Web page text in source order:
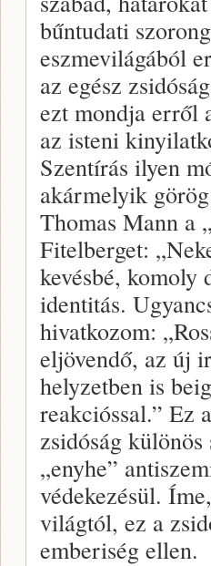
bűntudati
eszmevilágából
az egész
ezt mondja erről
az isteni
Szentírás ilyen
akármelyik
Thomas Mann a
Fitelberget:
kevésbé, komoly
identitás.
hivatkozom:
eljövendő, az új
helyzetben is
reakcióssal.” Ez
zsidóság
„enyhe”
védekezésül.
világtól, ez a
emberiség ellen.